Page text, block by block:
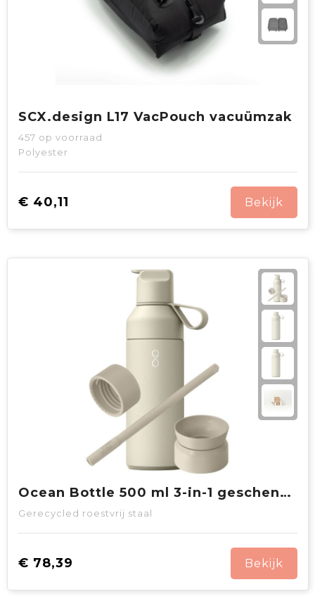
SCX.design L17 VacPouch vacuümzak
457 op voorraad
Polyester
€ 40,11 Bekijk
Ocean Bottle 500 ml 3-in-1 geschenkset
Gerecycled roestvrij staal
€ 78,39 Bekijk